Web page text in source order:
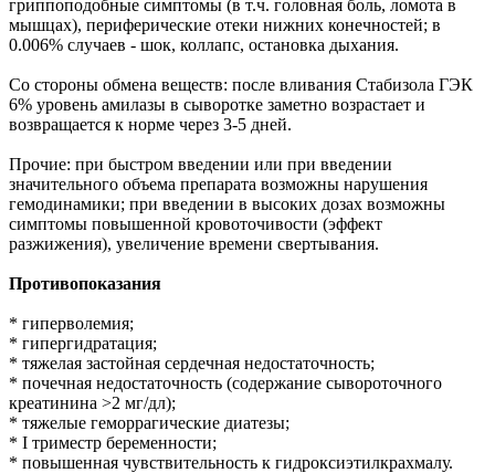
гриппоподобные симптомы (в т.ч. головная боль, ломота в
мышцах), периферические отеки нижних конечностей; в
0.006% случаев - шок, коллапс, остановка дыхания.
Со стороны обмена веществ: после вливания Стабизола ГЭК
6% уровень амилазы в сыворотке заметно возрастает и
возвращается к норме через 3-5 дней.
Прочие: при быстром введении или при введении
значительного объема препарата возможны нарушения
гемодинамики; при введении в высоких дозах возможны
симптомы повышенной кровоточивости (эффект
разжижения), увеличение времени свертывания.
Противопоказания
* гиперволемия;
* гипергидратация;
* тяжелая застойная сердечная недостаточность;
* почечная недостаточность (содержание сывороточного
креатинина >2 мг/дл);
* тяжелые геморрагические диатезы;
* I триместр беременности;
* повышенная чувствительность к гидроксиэтилкрахмалу.